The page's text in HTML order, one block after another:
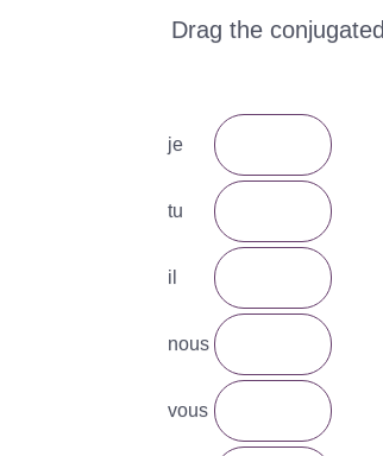
Drag the
je
tu
il
nous
vous